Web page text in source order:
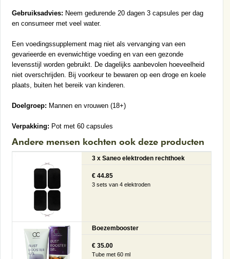
Gebruiksadvies: Neem gedurende 20 dagen 3 capsules per dag
en consumeer met veel water.
Een voedingssupplement mag niet als vervanging van een
gevarieerde en evenwichtige voeding en van een gezonde
levensstijl worden gebruikt. De dagelijks aanbevolen hoeveelheid
niet overschrijden. Bij voorkeur te bewaren op een droge en koele
plaats, buiten het bereik van kinderen.
Doelgroep: Mannen en vrouwen (18+)
Verpakking: Pot met 60 capsules
Andere mensen kochten ook deze producten
3 x Saneo elektroden rechthoek
€ 44.85
3 sets van 4 elektroden
Boezembooster
€ 35.00
Tube met 60 ml